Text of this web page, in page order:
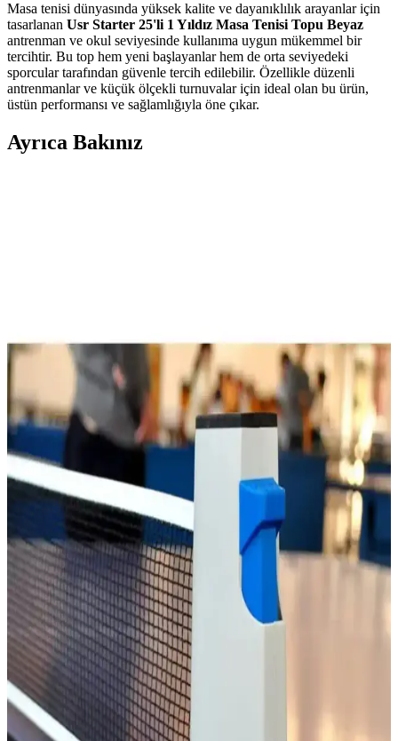
Masa tenisi dünyasında yüksek kalite ve dayanıklılık arayanlar için
tasarlanan Usr Starter 25'li 1 Yıldız Masa Tenisi Topu Beyaz
antrenman ve okul seviyesinde kullanıma uygun mükemmel bir
tercihtir. Bu top hem yeni başlayanlar hem de orta seviyedeki
sporcular tarafından güvenle tercih edilebilir. Özellikle düzenli
antrenmanlar ve küçük ölçekli turnuvalar için ideal olan bu ürün,
üstün performansı ve sağlamlığıyla öne çıkar.
Ayrıca Bakınız
Pratik Spor Ekipmanı Koruyucu
Usr FC30 masa tenisi raket kılıfı, dayanıklı malzemeleri ve pratik
tasarımıyla raketlerinizi uzun süre korur, kullanım kolaylığı sağlar ve
estetik görünüm sunar.
AYGÖREN HOME Açılır Kapanır Ayarlı Masa
Tenisi Filesi ve Seti İncelemesi
Dayanıklı ve kullanışlı masa tenisi seti, pratik kurulumu ve uygun
fiyatıyla evde veya arkadaş ortamında eğlence sağlar, ancak
malzeme kalitesi orta seviyededir.
MASTENS Speed Ittf Onaylı Masa Tenisi Raketleri
Performans ve Dayanıklılık Özellikleri
MASTENS Speed Ittf onaylı masa tenisi raketi, yüksek performans
ve dayanıklılık sunar. Siyah tasarımıyla şık olan bu ürün, top
kontrolünü artırır ve profesyonel oyunculara uygun özellikler taşır.
GENDEC 1923 Masa Tenisi Raketi İncelemesi:
Başlangıç Seviyesi İçin Uygun ve Ekonomik Seçenek